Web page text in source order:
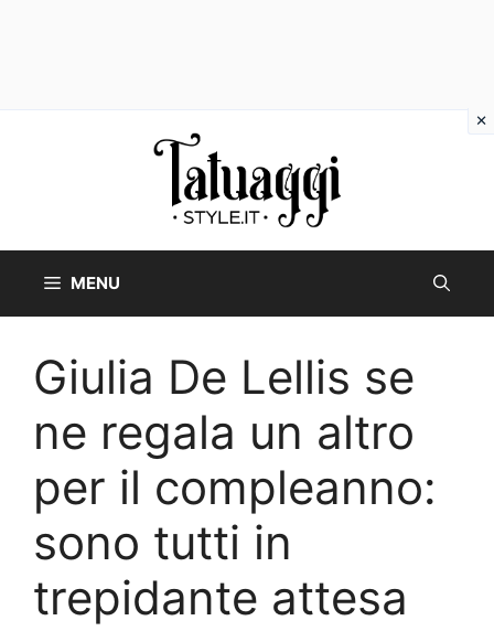
MENU
Giulia De Lellis se
ne regala un altro
per il compleanno:
sono tutti in
trepidante attesa